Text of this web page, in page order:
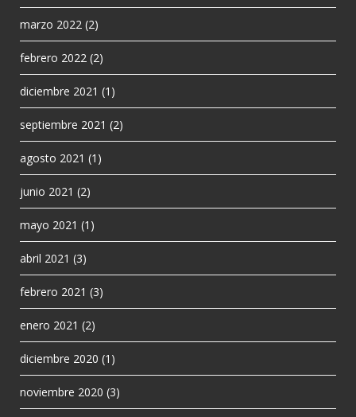
marzo 2022 (2)
febrero 2022 (2)
diciembre 2021 (1)
septiembre 2021 (2)
agosto 2021 (1)
junio 2021 (2)
mayo 2021 (1)
abril 2021 (3)
febrero 2021 (3)
enero 2021 (2)
diciembre 2020 (1)
noviembre 2020 (3)